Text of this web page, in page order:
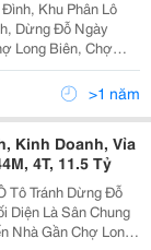
Khu Phân Lô
Dừng Đỗ Ngày
Long Biên, Chợ
30 Giây
Giao Thông Kết
>1 năm
Kinh Doanh, Vỉa
4T, 11.5 Tỷ
Tô Tránh Dừng Đỗ
Diện Là Sân Chung
Nhà Gần Chợ Long